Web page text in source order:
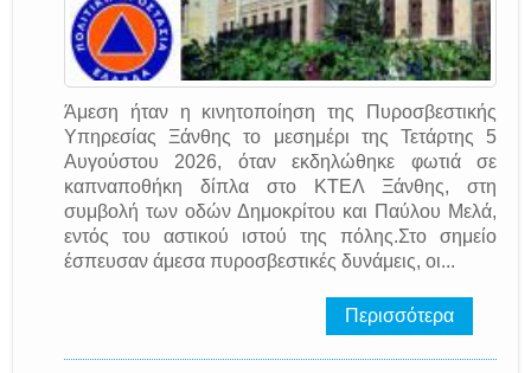
Άμεση ήταν η κινητοποίηση της Πυροσβεστικής
Υπηρεσίας Ξάνθης το μεσημέρι της Τετάρτης 5
Αυγούστου 2026, όταν εκδηλώθηκε φωτιά σε
καπναποθήκη δίπλα στο ΚΤΕΛ Ξάνθης, στη
συμβολή των οδών Δημοκρίτου και Παύλου Μελά,
εντός του αστικού ιστού της πόλης.Στο σημείο
έσπευσαν άμεσα πυροσβεστικές δυνάμεις, οι...
Περισσότερα